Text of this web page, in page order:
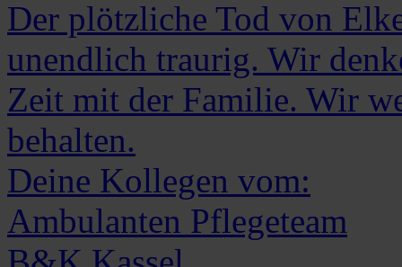
Der plötzliche Tod von
unendlich traurig. Wir
Zeit mit der Familie. Wir
behalten.
Deine Kollegen vom:
Ambulanten Pflegeteam